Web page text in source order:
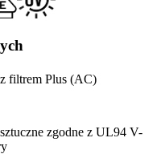
filtrem Plus (AC)
zgodne z UL94 V-